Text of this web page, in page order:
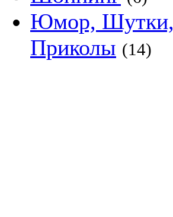
Юмор, Шутки,
Приколы (14)